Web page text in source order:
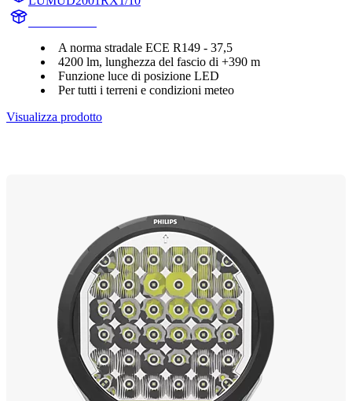
A norma stradale ECE R149 - 37,5
4200 lm, lunghezza del fascio di +390 m
Funzione luce di posizione LED
Per tutti i terreni e condizioni meteo
Visualizza prodotto